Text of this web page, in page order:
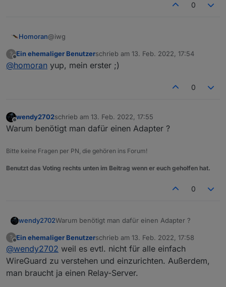
0
Homoran@iwg
bist du eigentlich der Entwickler?
(Fast) gleicher Name, auch hier gerade erst im
?
Offline
Ein ehemaliger Benutzerschrieb am 13. Feb. 2022, 17:54
zuletzt editiert von
@homoran yup, mein erster ;)
0
wendy2702schrieb am 13. Feb. 2022, 17:55
zuletzt editiert von
Warum benötigt man dafür einen Adapter ?
Bitte keine Fragen per PN, die gehören ins Forum!
Benutzt das Voting rechts unten im Beitrag wenn er euch geholfen hat.
0
wendy2702Warum benötigt man dafür einen Adapter ?
?
Offline
Ein ehemaliger Benutzerschrieb am 13. Feb. 2022, 17:58
zuletzt editiert von
@wendy2702 weil es evtl. nicht für alle einfach
WireGuard zu verstehen und einzurichten. Außerdem,
man braucht ja einen Relay-Server.